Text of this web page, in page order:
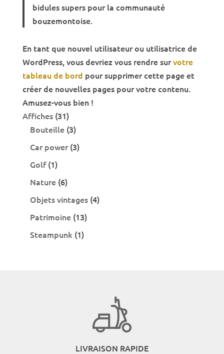
bidules supers pour la communauté
bouzemontoise.
En tant que nouvel utilisateur ou utilisatrice de
WordPress, vous devriez vous rendre survotre
tableau de bord pour supprimer cette page et
créer de nouvelles pages pour votre contenu.
Amusez-vous bien !
Affiches 3131
produits
Bouteille 33
produits
Car power 33
Golf 11
produit
Nature 66
produits
Objets vintages 44
Patrimoine 1313
Steampunk 11
LIVRAISON RAPIDE